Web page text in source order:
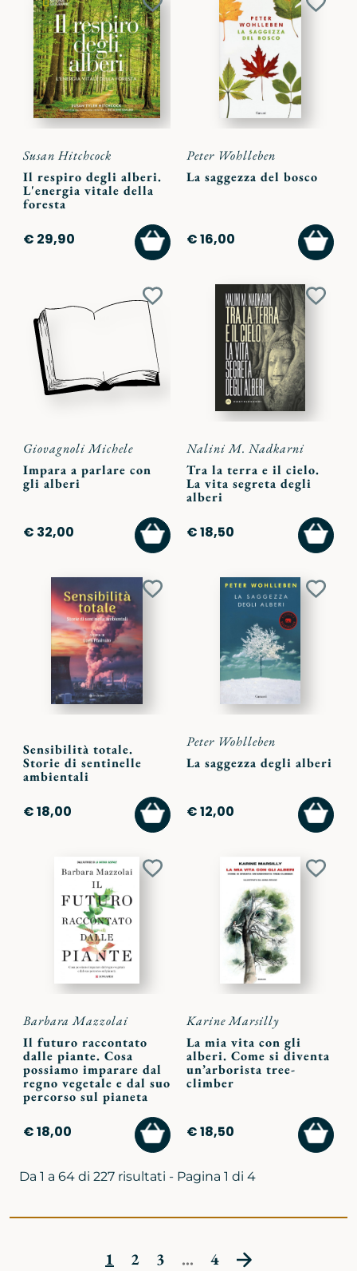
Aggiungi
ai
preferiti
Susan Hitchcock
Il respiro degli alberi.
L'energia vitale della
foresta
€ 29,90
AGGIUNGI
AL
CARRELLO
Peter Wohlleben
La saggezza del bosco
€ 16,00
AL
Aggiungi
ai
preferiti
Giovagnoli Michele
Impara a parlare con
gli alberi
€ 32,00
AGGIUNGI
AL
CARRELLO
Nalini M. Nadkarni
Tra la terra e il cielo.
La vita segreta degli
alberi
€ 18,50
AL
Aggiungi
Sensibilità totale.
Storie di sentinelle
ambientali
€ 18,00
AGGIUNGI
AL
CARRELLO
Peter Wohlleben
La saggezza degli alberi
€ 12,00
AL
Aggiungi
Barbara Mazzolai
Il futuro raccontato
dalle piante. Cosa
possiamo imparare dal
regno vegetale e dal suo
percorso sul pianeta
€ 18,00
AGGIUNGI
AL
CARRELLO
Karine Marsilly
La mia vita con gli
alberi. Come si diventa
un’arborista tree-
climber
€ 18,50
AL
Da 1 a 64 di 227 risultati - Pagina 1 di 4
1 2 3 ... 4